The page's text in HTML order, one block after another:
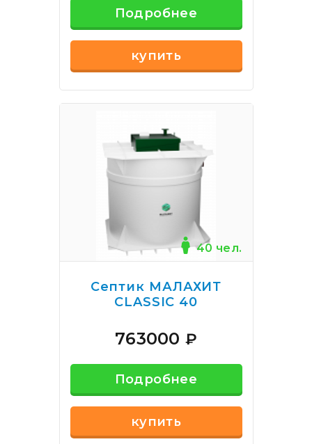
Подробнее
купить
40 чел.
Септик МАЛАХИТ
CLASSIC 40
763000 ₽
Подробнее
купить